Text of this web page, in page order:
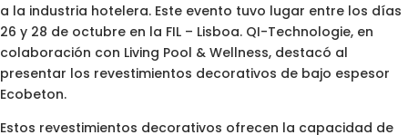
a la industria hotelera. Este evento tuvo lugar entre los días
26 y 28 de octubre en la FIL – Lisboa. QI-Technologie, en
colaboración con Living Pool & Wellness, destacó al
presentar los revestimientos decorativos de bajo espesor
Ecobeton.
Estos revestimientos decorativos ofrecen la capacidad de